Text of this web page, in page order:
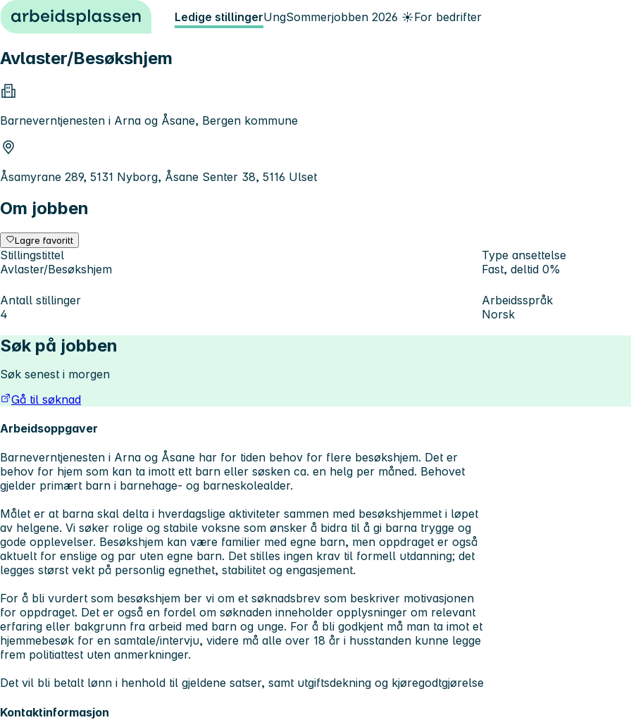
Hopp til innhold Ledige stillingerUngSommerjobben 2026 ☀️For bedrifter
Avlaster/Besøkshjem
Barneverntjenesten i Arna og Åsane, Bergen kommune
Åsamyrane 289, 5131 Nyborg, Åsane Senter 38, 5116 Ulset
Om jobben
Lagre favoritt
Stillingstittel
Avlaster/Besøkshjem
Type ansettelse
Fast, deltid 0%
Antall stillinger
4
Arbeidsspråk
Norsk
Søk på jobben
Søk senest i morgen
Gå til søknad
Arbeidsoppgaver
Barneverntjenesten i Arna og Åsane har for tiden behov for flere besøkshjem. Det er
behov for hjem som kan ta imott ett barn eller søsken ca. en helg per måned. Behovet
gjelder primært barn i barnehage- og barneskolealder.
Målet er at barna skal delta i hverdagslige aktiviteter sammen med besøkshjemmet i løpet
av helgene. Vi søker rolige og stabile voksne som ønsker å bidra til å gi barna trygge og
gode opplevelser. Besøkshjem kan være familier med egne barn, men oppdraget er også
aktuelt for enslige og par uten egne barn. Det stilles ingen krav til formell utdanning; det
legges størst vekt på personlig egnethet, stabilitet og engasjement.
For å bli vurdert som besøkshjem ber vi om et søknadsbrev som beskriver motivasjonen
for oppdraget. Det er også en fordel om søknaden inneholder opplysninger om relevant
erfaring eller bakgrunn fra arbeid med barn og unge. For å bli godkjent må man ta imot et
hjemmebesøk for en samtale/intervju, videre må alle over 18 år i husstanden kunne legge
frem politiattest uten anmerkninger.
Det vil bli betalt lønn i henhold til gjeldene satser, samt utgiftsdekning og kjøregodtgjørelse
Kontaktinformasjon